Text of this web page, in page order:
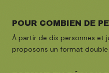
POUR COMBIEN DE
À partir de dix personnes et
proposons un format double